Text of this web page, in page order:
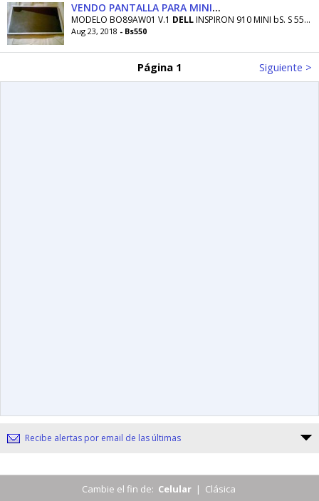
VENDO PANTALLA PARA MINI LAPTOP
MODELO BO89AW01 V.1 DELLINSPIRON 910 MINI bS. S 550,oo nueva. de paquete
Aug 23, 2018 - Bs550
Página 1 Siguiente >
Recibe alertas por email de las últimas
Cambie el fin de: Celular | Clásica